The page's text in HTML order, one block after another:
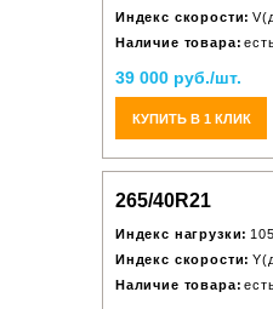
Индекс скорости:
Наличие товара:
39 000 руб./шт.
КУПИТЬ В 1 КЛИК
265/40R21
Индекс нагрузки: 105
Индекс скорости:
Наличие товара: